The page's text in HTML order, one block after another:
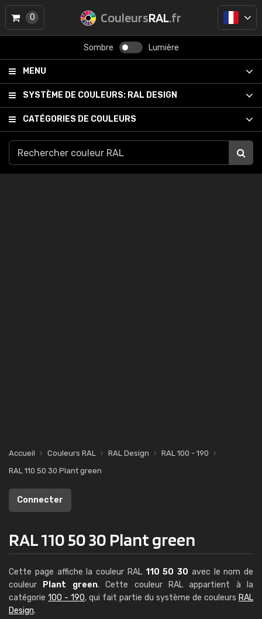
CouleursRAL.fr
Sombre Lumière
MENU
SYSTÈME DE COULEURS: RAL DESIGN
CATÉGORIES DE COULEURS
0
Accueil Couleurs RAL RAL Design
RAL 100 - 190
RAL 110 50 30 Plant green
Connecter
RAL 110 50 30 Plant green
Cette page affiche la couleur RAL 110 50 30 avec le nom de
couleur
Plant green. Cette couleur RAL appartient à la
catégorie 100 - 190, qui fait partie du système de couleurs RAL
Design.